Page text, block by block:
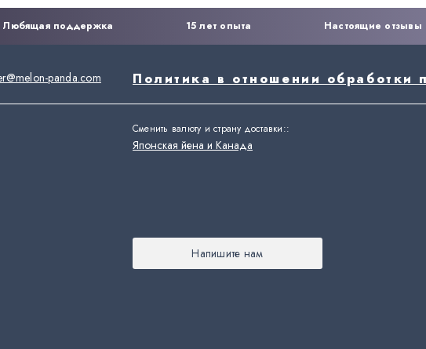
Любящая поддержка 15 лет опыта Настоящие отзывы
panda.com Политика в отношении обработки
Сменить валюту и страну доставки::
Японская йена и Канада
Напишите нам